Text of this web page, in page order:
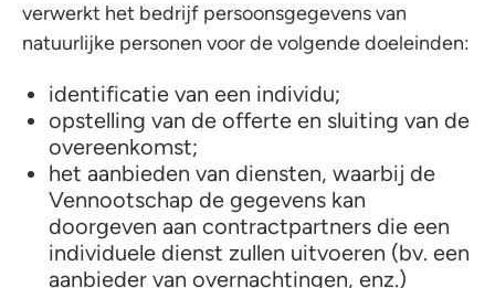
verwerkt het bedrijf persoonsgegevens van
natuurlijke personen voor de volgende doeleinden:
identificatie van een individu;
opstelling van de offerte en sluiting van de
overeenkomst;
het aanbieden van diensten, waarbij de
Vennootschap de gegevens kan
doorgeven aan contractpartners die een
individuele dienst zullen uitvoeren (bv. een
aanbieder van overnachtingen, enz.)